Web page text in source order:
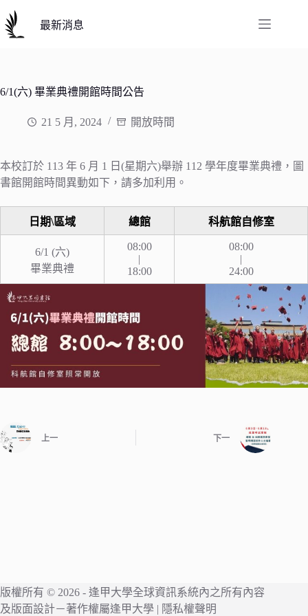
至
主
容
最新消息
6/1(六) 畢業典禮開館時間公告
21 5 月, 2024 開放時間
本校訂於 113 年 6 月 1 日(星期六)舉辦 112 學年度畢業典禮，圖
書館開館時間異動如下，請多加利用。
日期\區域 總館 科航館自修室
6/1 (六)
畢業典禮
08:00
|
18:00
08:00
|
24:00
上一 下一
版權所有 © 2026 - 逢甲大學全球資訊系統內之所有內容
及版面設計－著作權屬逢甲大學 | 隱私權聲明